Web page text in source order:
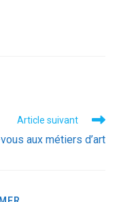
Article suivant
aux métiers d’art